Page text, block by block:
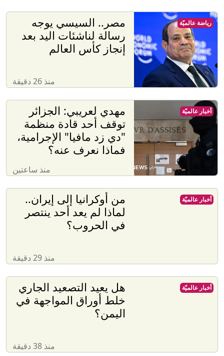
مصر.. السيسي يوجه
رسالة لناشئات اليد بعد
إنجاز كأس العالم
منذ 26 دقيقة
رياضة عالميّة
مهدي لعريبي: الجزائر
توقف أحد قادة منظمة
"دي زد مافيا" الإجرامية،
فماذا نعرف عنه؟
منذ ساعتين
أخبار عالميّة
من أوكرانيا إلى إيران..
لماذا لم يعد أحد ينتصر
في الحروب؟
منذ 29 دقيقة
أخبار عالميّة
هل يعيد التصعيد الجاري
خلط أوراق المواجهة في
اليمن؟
منذ 38 دقيقة
أخبار عالميّة